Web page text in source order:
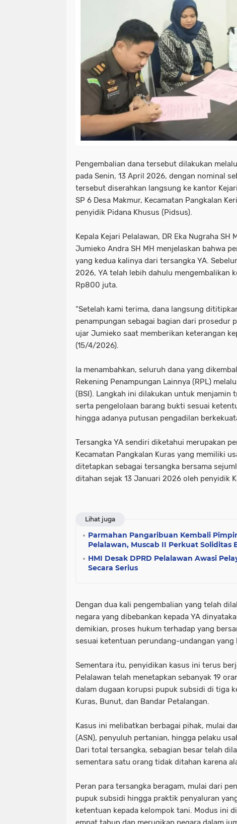
Pengembalian dana tersebut dilakukan
pada Senin, 13 April 2026, dengan nominal
tersebut diserahkan langsung ke kantor
SP 6 Desa Makmur, Kecamatan Pangkalan
penyidik Pidana Khusus (Pidsus).
Kepala Kejari Pelalawan, DR Eka Nugraha SH
Jumieko Andra SH MH menjelaskan bahwa
yang kedua kalinya dari tersangka YA.
2026, YA telah lebih dahulu mengembalikan
Rp800 juta.
“Setelah kami terima, dana langsung
penampungan sebagai bagian dari prosedur
ujar Jumieko saat memberikan keterangan
(15/4/2026).
Ia menambahkan, seluruh dana yang
Rekening Penampungan Lainnya (RPL)
(BSI). Langkah ini dilakukan untuk menjamin
serta pengelolaan barang bukti sesuai
hingga adanya putusan pengadilan
Tersangka YA sendiri diketahui merupakan
Kecamatan Pangkalan Kuras yang memiliki
ditetapkan sebagai tersangka bersama
ditahan sejak 13 Januari 2026 oleh penyidik
Lihat juga
Parmahan Pangaribuan Kembali
Pelalawan, Muscab II Perkuat Soliditas
HMI Desak DPRD Pelalawan Awasi
Secara Serius
Dengan dua kali pengembalian yang telah
negara yang dibebankan kepada YA
demikian, proses hukum terhadap yang
sesuai ketentuan perundang-undangan yang
Sementara itu, penyidikan kasus ini terus
Pelalawan telah menetapkan sebanyak 19
dalam dugaan korupsi pupuk subsidi di tiga
Kuras, Bunut, dan Bandar Petalangan.
Kasus ini melibatkan berbagai pihak, mulai
(ASN), penyuluh pertanian, hingga pelaku
Dari total tersangka, sebagian besar telah
sementara satu orang tidak ditahan karena
Peran para tersangka beragam, mulai dari
pupuk subsidi hingga praktik penyaluran
ketentuan kepada kelompok tani. Modus ini